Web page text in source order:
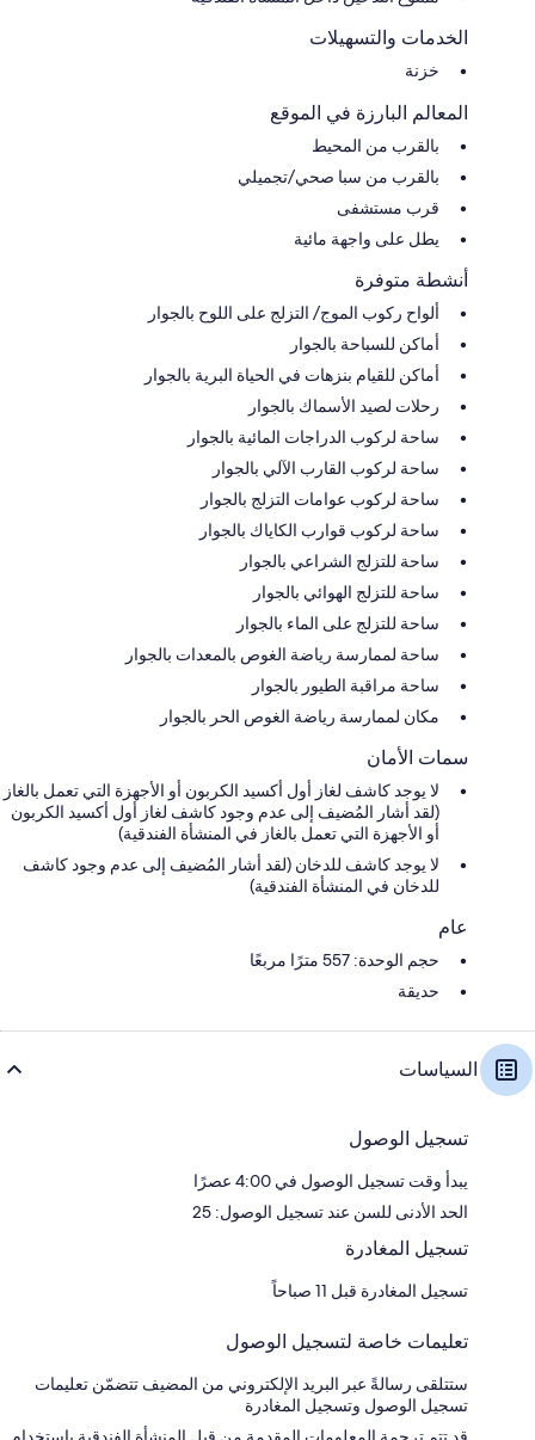
الخدمات والتسهيلات
خزنة
المعالم البارزة في الموقع
بالقرب من المحيط
بالقرب من سبا صحي/تجميلي
قرب مستشفى
يطل على واجهة مائية
أنشطة متوفرة
ألواح ركوب الموج/ التزلج على اللوح بالجوار
أماكن للسباحة بالجوار
أماكن للقيام بنزهات في الحياة البرية بالجوار
رحلات لصيد الأسماك بالجوار
ساحة لركوب الدراجات المائية بالجوار
ساحة لركوب القارب الآلي بالجوار
ساحة لركوب عوامات التزلج بالجوار
ساحة لركوب قوارب الكاياك بالجوار
ساحة للتزلج الشراعي بالجوار
ساحة للتزلج الهوائي بالجوار
ساحة للتزلج على الماء بالجوار
ساحة لممارسة رياضة الغوص بالمعدات بالجوار
ساحة مراقبة الطيور بالجوار
مكان لممارسة رياضة الغوص الحر بالجوار
سمات الأمان
لا يوجد كاشف لغاز أول أكسيد الكربون أو الأجهزة التي تعمل بالغاز
(لقد أشار المُضيف إلى عدم وجود كاشف لغاز أول أكسيد الكربون
أو الأجهزة التي تعمل بالغاز في المنشأة الفندقية)
لا يوجد كاشف للدخان (لقد أشار المُضيف إلى عدم وجود كاشف
للدخان في المنشأة الفندقية)
عام
حجم الوحدة: 557 مترًا مربعًا
حديقة
السياسات
تسجيل الوصول
يبدأ وقت تسجيل الوصول في 4:00 عصرًا
الحد الأدنى للسن عند تسجيل الوصول: 25
تسجيل المغادرة
تسجيل المغادرة قبل 11 صباحاً
تعليمات خاصة لتسجيل الوصول
ستتلقى رسالةً عبر البريد الإلكتروني من المضيف تتضمّن تعليمات
تسجيل الوصول وتسجيل المغادرة